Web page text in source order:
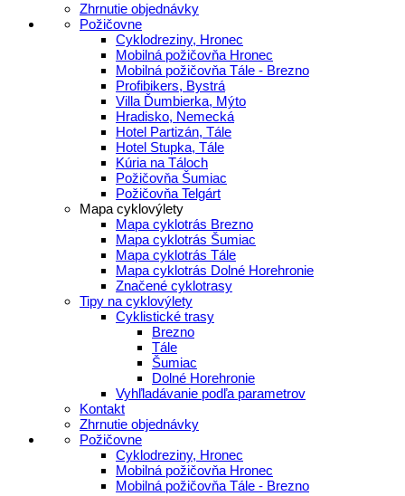
Zhrnutie objednávky
Požičovne
Cyklodreziny, Hronec
Mobilná požičovňa Hronec
Mobilná požičovňa Tále - Brezno
Profibikers, Bystrá
Villa Ďumbierka, Mýto
Hradisko, Nemecká
Hotel Partizán, Tále
Hotel Stupka, Tále
Kúria na Táloch
Požičovňa Šumiac
Požičovňa Telgárt
Mapa cyklovýlety
Mapa cyklotrás Brezno
Mapa cyklotrás Šumiac
Mapa cyklotrás Tále
Mapa cyklotrás Dolné Horehronie
Značené cyklotrasy
Tipy na cyklovýlety
Cyklistické trasy
Brezno
Tále
Šumiac
Dolné Horehronie
Vyhľladávanie podľa parametrov
Kontakt
Zhrnutie objednávky
Požičovne
Cyklodreziny, Hronec
Mobilná požičovňa Hronec
Mobilná požičovňa Tále - Brezno